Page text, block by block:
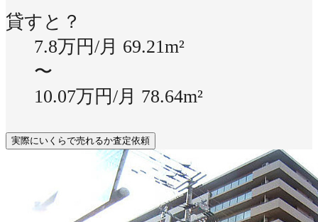
貸すと？
7.8万円/月 69.21m²
〜
10.07万円/月 78.64m²
実際にいくらで売れるか査定依頼